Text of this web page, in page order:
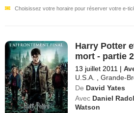
Choisissez votre horaire pour réserver votre e-
Harry Potter
mort - partie 2
13 juillet 2011 |
U.S.A. ,Grande-
De David Yates
Avec Daniel
Watson